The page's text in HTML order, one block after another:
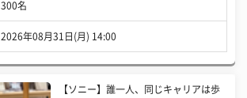
300名
2026年08月31日(月) 14:00
【ソニー】誰一人、同じキャリアは歩